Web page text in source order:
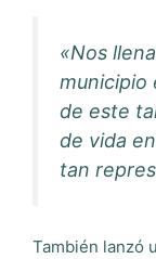
«Nos
municipio
de este
de vida
tan
También lanzó